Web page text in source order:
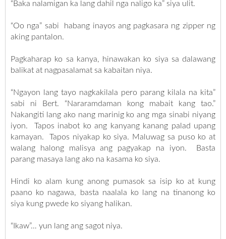
“Baka nalamigan ka lang dahil nga naligo ka” siya ulit.
“Oo nga” sabi habang inayos ang pagkasara ng zipper ng
aking pantalon.
Pagkaharap ko sa kanya, hinawakan ko siya sa dalawang
balikat at nagpasalamat sa kabaitan niya.
“Ngayon lang tayo nagkakilala pero parang kilala na kita”
sabi ni Bert. “Nararamdaman kong mabait kang tao.”
Nakangiti lang ako nang marinig ko ang mga sinabi niyang
iyon. Tapos inabot ko ang kanyang kanang palad upang
kamayan. Tapos niyakap ko siya. Maluwag sa puso ko at
walang halong malisya ang pagyakap na iyon. Basta
parang masaya lang ako na kasama ko siya.
Hindi ko alam kung anong pumasok sa isip ko at kung
paano ko nagawa, basta naalala ko lang na tinanong ko
siya kung pwede ko siyang halikan.
“Ikaw”… yun lang ang sagot niya.